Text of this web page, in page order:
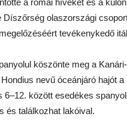
a római híveket és a
olaszországi
tevékenykedő
köszönte meg a
nevű óceánjáró hajót
6–12. között esedékes
és találkozhat lakóival.